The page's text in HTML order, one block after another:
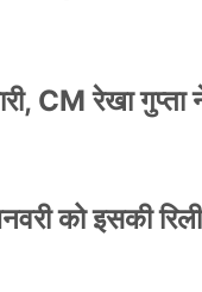
CM रेखा
को इसकी